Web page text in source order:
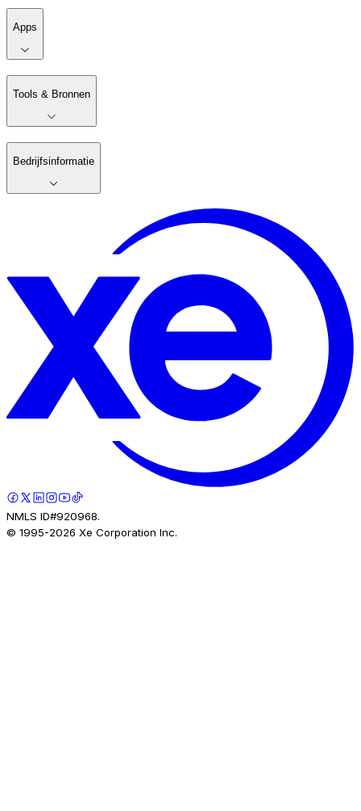
Apps
Tools & Bronnen
Bedrijfsinformatie
NMLS ID#920968.
© 1995-2026 Xe Corporation Inc.